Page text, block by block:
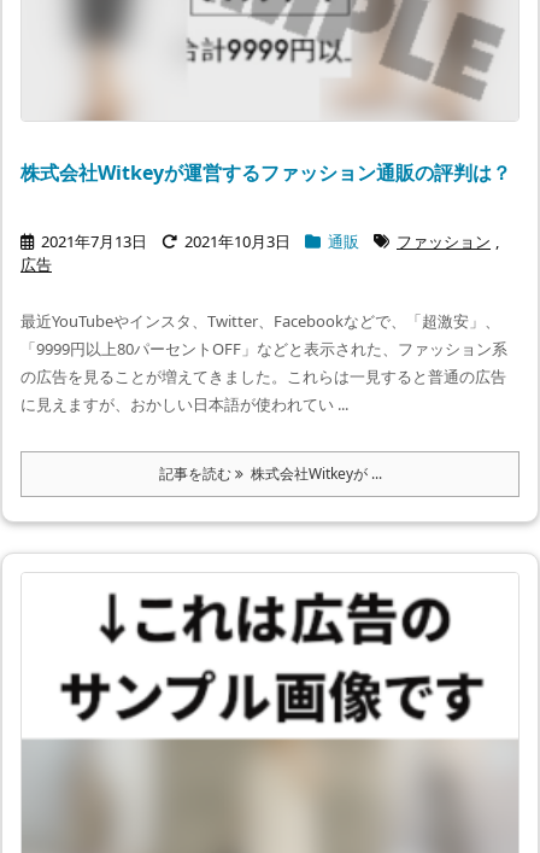
株式会社Witkeyが運営するファッション通販の評判は？
2021年7月13日 2021年10月3日 通販 ファッション ,
広告
最近YouTubeやインスタ、Twitter、Facebookなどで、「超激安」、
「9999円以上80パーセントOFF」などと表示された、ファッション系
の広告を見ることが増えてきました。これらは一見すると普通の広告
に見えますが、おかしい日本語が使われてい ...
記事を読む 株式会社Witkeyが ...